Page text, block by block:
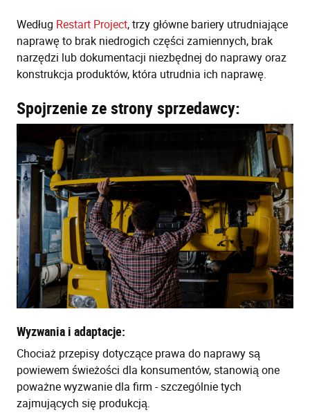
Według Restart Project, trzy główne bariery utrudniające
naprawę to brak niedrogich części zamiennych, brak
narzędzi lub dokumentacji niezbędnej do naprawy oraz
konstrukcja produktów, która utrudnia ich naprawę.
Spojrzenie ze strony sprzedawcy:
Wyzwania i adaptacje:
Chociaż przepisy dotyczące prawa do naprawy są
powiewem świeżości dla konsumentów, stanowią one
poważne wyzwanie dla firm - szczególnie tych
zajmujących się produkcją.